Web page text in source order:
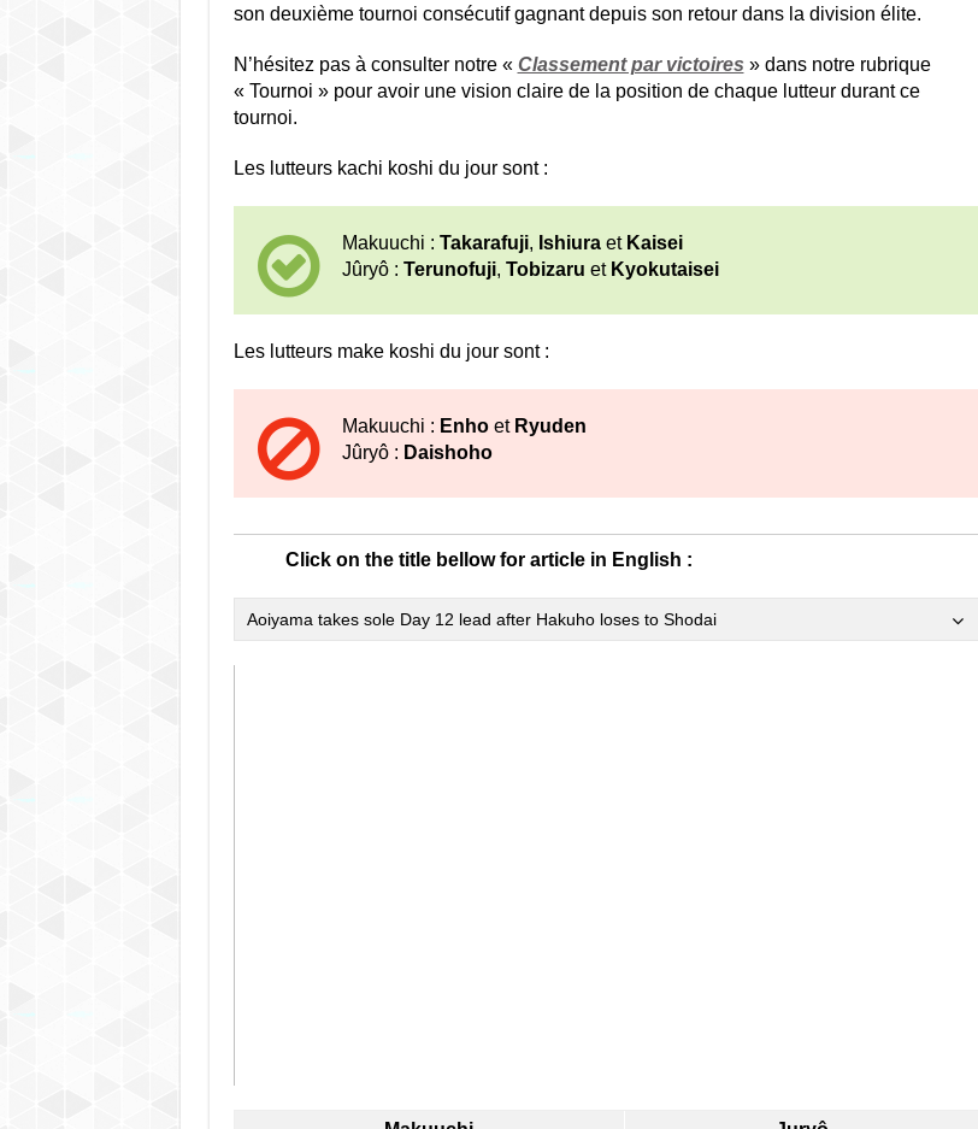
son deuxième tournoi consécutif gagnant depuis son retour dans la division élite.
N’hésitez pas à consulter notre « Classement par victoires » dans notre rubrique
« Tournoi » pour avoir une vision claire de la position de chaque lutteur durant ce
tournoi.
Les lutteurs kachi koshi du jour sont :
Makuuchi : Takarafuji, Ishiura et Kaisei
Jûryô : Terunofuji, Tobizaru et Kyokutaisei
Les lutteurs make koshi du jour sont :
Makuuchi : Enhoet Ryuden
Jûryô : Daishoho
Click on the title bellow for article in English :
Aoiyama takes sole Day 12 lead after Hakuho loses to Shodai